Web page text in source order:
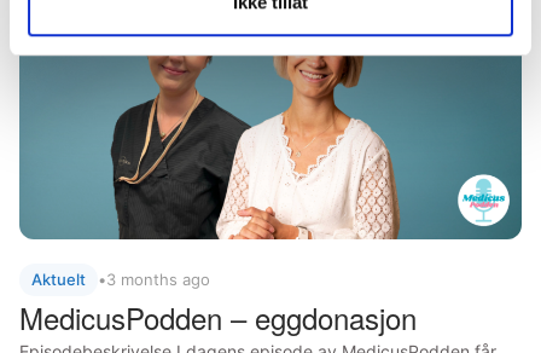
Aktuelt •3 months ago
MedicusPodden – eggdonasjon